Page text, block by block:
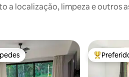
a localização, limpeza e outros
Entre os